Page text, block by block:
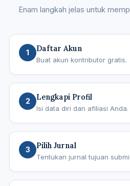
Enam langkah jelas untuk
1 Daftar Akun
Buat akun kontributor gratis.
2 Lengkapi Profil
Isi data diri dan afiliasi Anda.
3 Pilih Jurnal
Tentukan jurnal tujuan